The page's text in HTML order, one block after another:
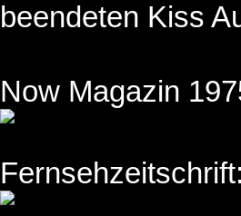
beendeten Kiss
Now Magazin